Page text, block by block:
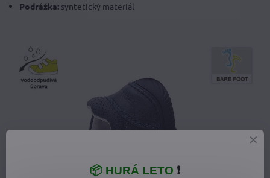
Podrážka: syntetický materiál
📦 HURÁ LETO ❗